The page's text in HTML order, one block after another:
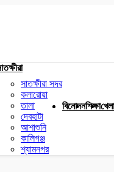
সাতক্ষীরা সদর
কলারোয়া
তালা
দেবহাটা
আশাশুনি
কালিগঞ্জ
শ্যামনগর
বিনোদনশিক্ষা